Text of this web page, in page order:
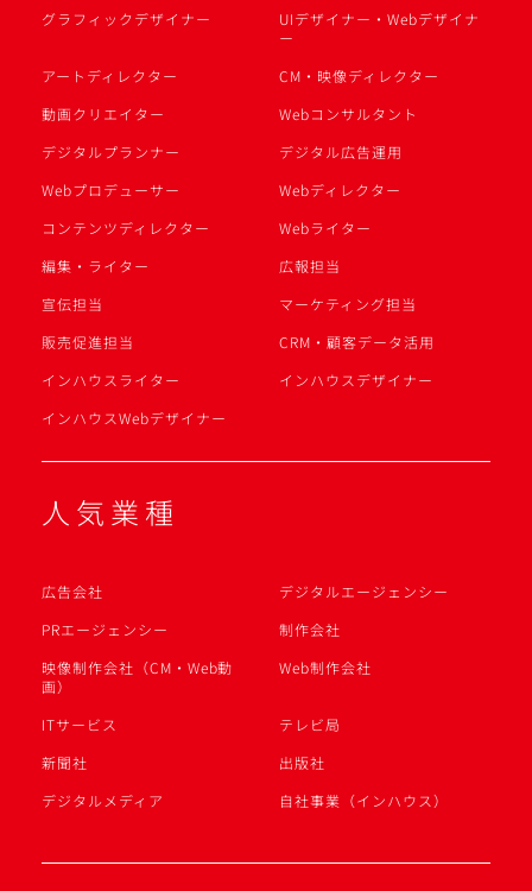
グラフィックデザイナー
UIデザイナー・Webデザイナ
ー
アートディレクター
CM・映像ディレクター
動画クリエイター
Webコンサルタント
デジタルプランナー
デジタル広告運用
Webプロデューサー
Webディレクター
コンテンツディレクター
Webライター
編集・ライター
広報担当
宣伝担当
マーケティング担当
販売促進担当
CRM・顧客データ活用
インハウスライター
インハウスデザイナー
インハウスWebデザイナー
人気業種
広告会社
デジタルエージェンシー
PRエージェンシー
制作会社
映像制作会社（CM・Web動
画）
Web制作会社
ITサービス
テレビ局
新聞社
出版社
デジタルメディア
自社事業（インハウス）